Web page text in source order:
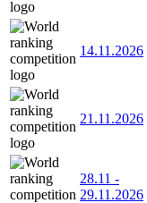
14.11.2026
21.11.2026
28.11 -
29.11.2026